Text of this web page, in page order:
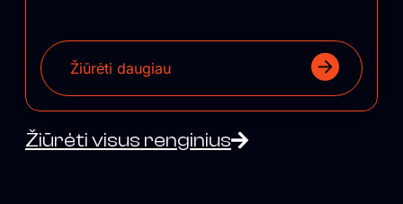
Žiūrėti daugiau
Žiūrėti visus renginius